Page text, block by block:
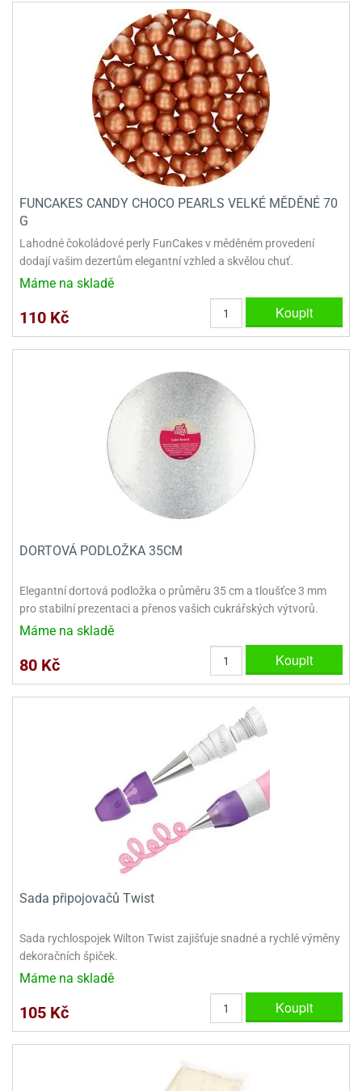
FUNCAKES CANDY CHOCO PEARLS VELKÉ MĚDĚNÉ 70
G
Lahodné čokoládové perly FunCakes v měděném provedení
dodají vašim dezertům elegantní vzhled a skvělou chuť.
Máme na skladě
110 Kč Koupit
DORTOVÁ PODLOŽKA 35CM
Elegantní dortová podložka o průměru 35 cm a tloušťce 3 mm
pro stabilní prezentaci a přenos vašich cukrářských výtvorů.
Máme na skladě
80 Kč Koupit
Sada připojovačů Twist
Sada rychlospojek Wilton Twist zajišťuje snadné a rychlé výměny
dekoračních špiček.
Máme na skladě
105 Kč Koupit